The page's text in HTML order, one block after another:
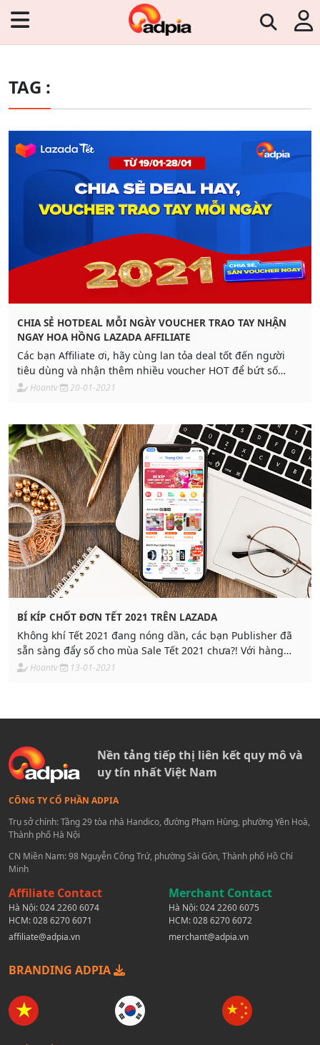
TAG :
CHIA SẺ HOTDEAL MỖI NGÀY VOUCHER TRAO TAY NHẬN
NGAY HOA HỒNG LAZADA AFFILIATE
Các bạn Affiliate ơi, hãy cùng lan tỏa deal tốt đến người
tiêu dùng và nhận thêm nhiều voucher HOT để bứt số
cùng campaign Tết Lazada Affiliate nhé.
Hoantv 20-01-2021
BÍ KÍP CHỐT ĐƠN TẾT 2021 TRÊN LAZADA
Không khí Tết 2021 đang nóng dần, các bạn Publisher đã
sẵn sàng đẩy số cho mùa Sale Tết 2021 chưa?! Với hàng
nghìn Voucher mã giảm giá cực shock đang được chia sẻ
Hoantv 13-01-2021
Nền tảng tiếp thị liên kết quy mô và
uy tín nhất Việt Nam
CÔNG TY CỔ PHẦN ADPIA
Trụ sở chính: Tầng 29 tòa nhà Handico, đường Phạm Hùng, phường Yên Hoà,
Thành phố Hà Nội
CN Miền Nam: 98 Nguyễn Công Trứ, phường Sài Gòn, Thành phố Hồ Chí
Minh
Affiliate Contact
Hà Nội:024 2260 6074
HCM:028 6270 6071
affiliate@adpia.vn
Merchant Contact
Hà Nội:024 2260 6075
HCM:028 6270 6072
merchant@adpia.vn
BRANDING ADPIA